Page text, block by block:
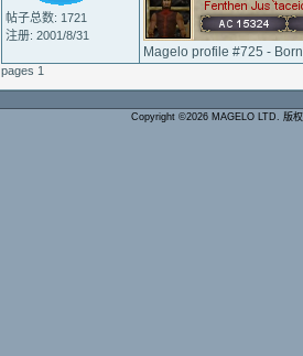
帖子总数: 1721
注册: 2001/8/31
Magelo profile #725 -
pages 1
Copyright ©2026 MAGELO LTD. 版